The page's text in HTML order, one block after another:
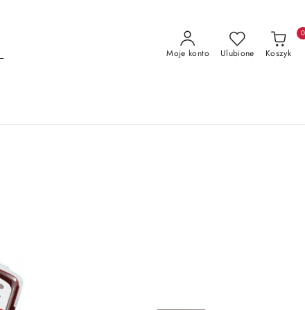
Moje konto Ulubione Koszyk
0